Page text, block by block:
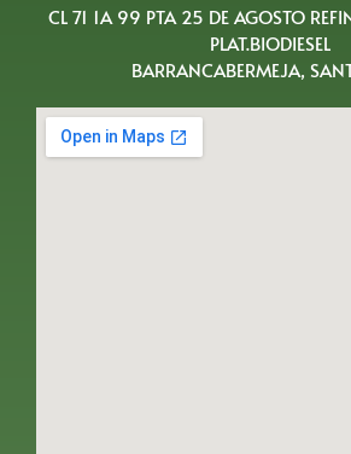
CL 71 1A 99 PTA 25 DE AGOSTO
PLAT.BIODIESEL
BARRANCABERMEJA,